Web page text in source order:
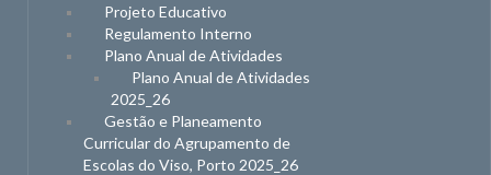
Projeto Educativo
Regulamento Interno
Plano Anual de Atividades
Plano Anual de Atividades
2025_26
Gestão e Planeamento
Curricular do Agrupamento de
Escolas do Viso, Porto 2025_26